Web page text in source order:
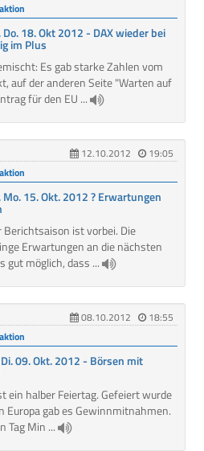
18. Okt 2012 - DAX wieder bei
im Plus
Es gab starke Zahlen vom
auf der anderen Seite "Warten auf
für den EU ...
12.10.2012
19:05
15. Okt. 2012 ? Erwartungen
Berichtsaison ist vorbei. Die
Erwartungen an die nächsten
gut möglich, dass ...
08.10.2012
18:55
09. Okt. 2012 - Börsen mit
ein halber Feiertag. Gefeiert wurde
Europa gab es Gewinnmitnahmen.
Tag Min ...